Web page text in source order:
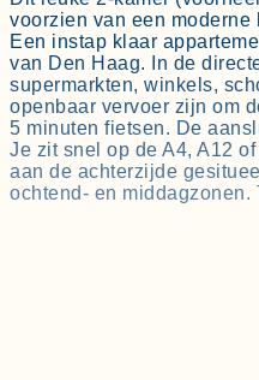
voorzien van een moderne
Een instap klaar
van Den Haag. In de
supermarkten, winkels,
openbaar vervoer zijn om
5 minuten fietsen. De
Je zit snel op de A4, A12
aan de achterzijde
ochtend- en middagzonen.